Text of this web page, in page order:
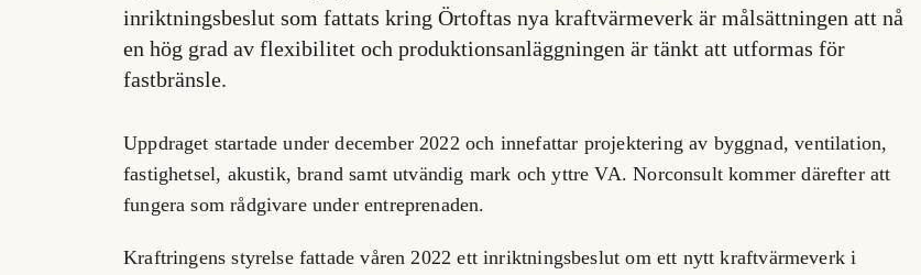
inriktningsbeslut som fattats kring Örtoftas nya kraftvärmeverk är målsättningen att nå
en hög grad av flexibilitet och produktionsanläggningen är tänkt att utformas för
fastbränsle.
Uppdraget startade under december 2022 och innefattar projektering av byggnad, ventilation,
fastighetsel, akustik, brand samt utvändig mark och yttre VA. Norconsult kommer därefter att
fungera som rådgivare under entreprenaden.
Kraftringens styrelse fattade våren 2022 ett inriktningsbeslut om ett nytt kraftvärmeverk i